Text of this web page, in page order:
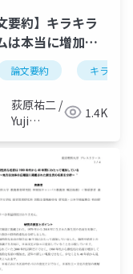
語学 名前
要約】キラキラ
は本当に増加し
のか？（荻原,
人間環境学研
論文要約 キラキラ
荻原祐二 /
Yuji
1.4K